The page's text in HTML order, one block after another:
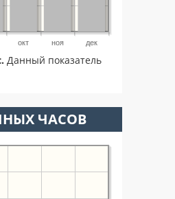
окт ноя дек
Данный показатель
ЧАСОВ